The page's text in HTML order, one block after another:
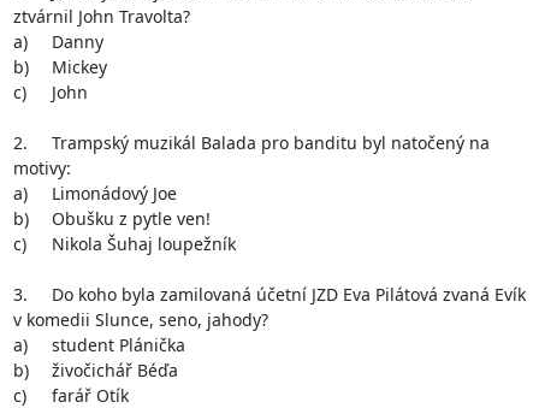
ztvárnil John Travolta?
a)	Danny
b)	Mickey
c)	John
2.	Trampský muzikál Balada pro banditu byl natočený na
motivy:
a)	Limonádový Joe
b)	Obušku z pytle ven!
c)	Nikola Šuhaj loupežník
3.	Do koho byla zamilovaná účetní JZD Eva Pilátová zvaná Evík
v komedii Slunce, seno, jahody?
a)	student Plánička
b)	živočichář Béďa
c)	farář Otík